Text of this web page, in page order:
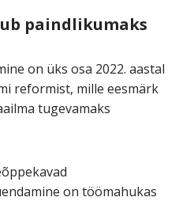
paindlikumaks
on üks osa 2022. aastal
reformist, mille eesmärk
tugevamaks
on töömahukas